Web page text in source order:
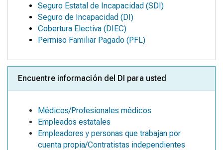
Seguro Estatal de Incapacidad (SDI)
Seguro de Incapacidad (DI)
Cobertura Electiva (DIEC)
Permiso Familiar Pagado (PFL)
Encuentre información del DI para usted
Médicos/Profesionales médicos
Empleados estatales
Empleadores y personas que trabajan por
cuenta propia/Contratistas independientes